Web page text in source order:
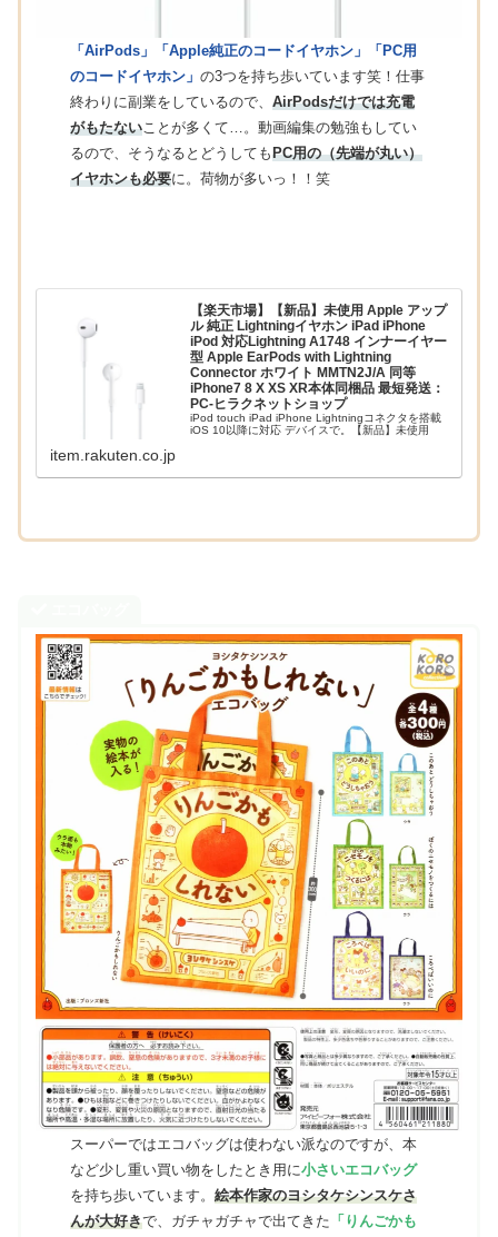
「AirPods」「Apple純正のコードイヤホン」「PC用
のコードイヤホン」 の3つを持ち歩いています笑！仕事
終わりに副業をしているので、 AirPodsだけでは充電
がもたないことが多くて…。動画編集の勉強もしてい
るので、そうなるとどうしてもPC用の（先端が丸い）
イヤホンも必要に。荷物が多いっ！！笑
【楽天市場】【新品】未使用 Apple アップ
ル 純正 Lightningイヤホン iPad iPhone
iPod 対応Lightning A1748 インナーイヤー
型 Apple EarPods with Lightning
Connector ホワイト MMTN2J/A 同等
iPhone7 8 X XS XR本体同梱品 最短発送：
PC-ヒラクネットショップ
iPod touch iPad iPhone Lightningコネクタを搭載
iOS 10以降に対応 デバイスで。【新品】未使用
item.rakuten.co.jp
スーパーではエコバッグは使わない派なのですが、本
など少し重い買い物をしたとき用に小さいエコバッグ
を持ち歩いています。 絵本作家のヨシタケシンスケさ
んが大好きで、ガチャガチャで出てきた 「りんごかも